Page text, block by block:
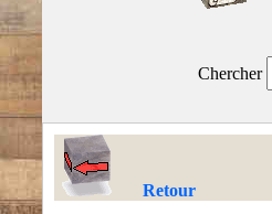
Chercher
Retour